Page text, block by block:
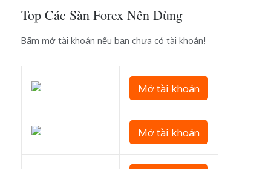
Top Các Sàn Forex Nên Dùng
Bấm mở tài khoản nếu bạn chưa có tài khoản!
Mở tài khoản
Mở tài khoản